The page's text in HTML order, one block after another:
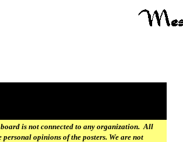
is not connected to any organization. All
personal opinions of the posters. We are not